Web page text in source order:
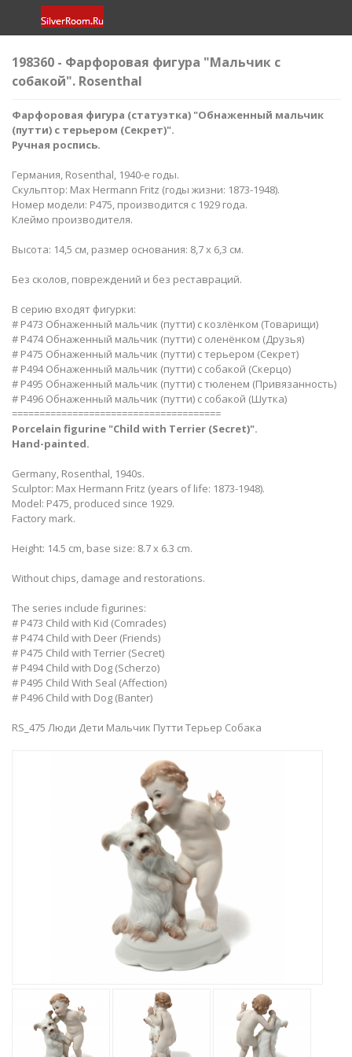
198360 - Фарфоровая фигура "Мальчик с
собакой". Rosenthal
Фарфоровая фигура (статуэтка) "Обнаженный мальчик
(путти) с терьером (Секрет)​".
Ручная роспись.
Германия, Rosenthal, 1940-е годы.
Скульптор: Max Hermann Fritz (годы жизни: 1873-1948).
Номер модели: P475, производится с 1929 года.
Клеймо производителя.
Высота: 14,5 см, размер основания: 8,7 х 6,3 см.
Без сколов, повреждений и без реставраций.
В серию входят фигурки:
# P473 Обнаженный мальчик (путти) с козлёнком (Товарищи)
# P474 Обнаженный мальчик (путти) с оленёнком (Друзья)
# P475 Обнаженный мальчик (путти) с терьером (Секрет)
# P494 Обнаженный мальчик (путти) с собакой (Скерцо)
# P495 Обнаженный мальчик (путти) с тюленем (Привязанность)
# P496 Обнаженный мальчик (путти) с собакой (Шутка)
======================================
Porcelain figurine "Child with Terrier (Secret)".
Hand-painted.
Germany, Rosenthal, 1940s.
Sculptor: Max Hermann Fritz (years of life: 1873-1948).
Model: P475, produced since 1929.
Factory mark.
Height: 14.5 cm, base size: 8.7 х 6.3 cm.
Without chips, damage and restorations.
The series include figurines:
# P473 Child with Kid (Comrades)
# P474 Child with Deer (Friends)
# P475 Child with Terrier (Secret)
# P494 Child with Dog (Scherzo)
# P495 Child With Seal (Affection)
# P496 Child with Dog (Banter)
RS_475 Люди Дети Мальчик Путти Терьер Собака